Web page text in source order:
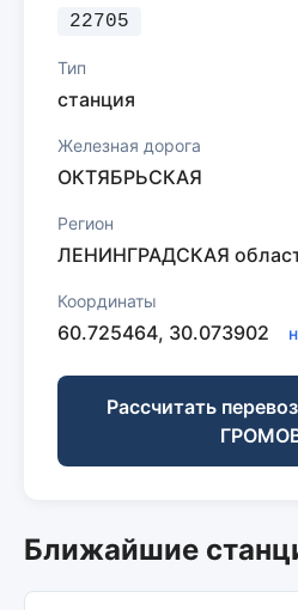
22705
Тип
станция
Железная дорога
ОКТЯБРЬСКАЯ
Регион
ЛЕНИНГРАДСКАЯ
Координаты
60.725464, 30.073902
Рассчитать
Ближайшие